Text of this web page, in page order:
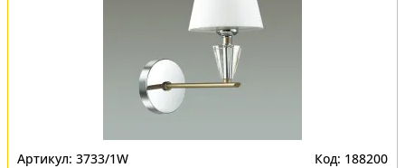
3733/1W 188200